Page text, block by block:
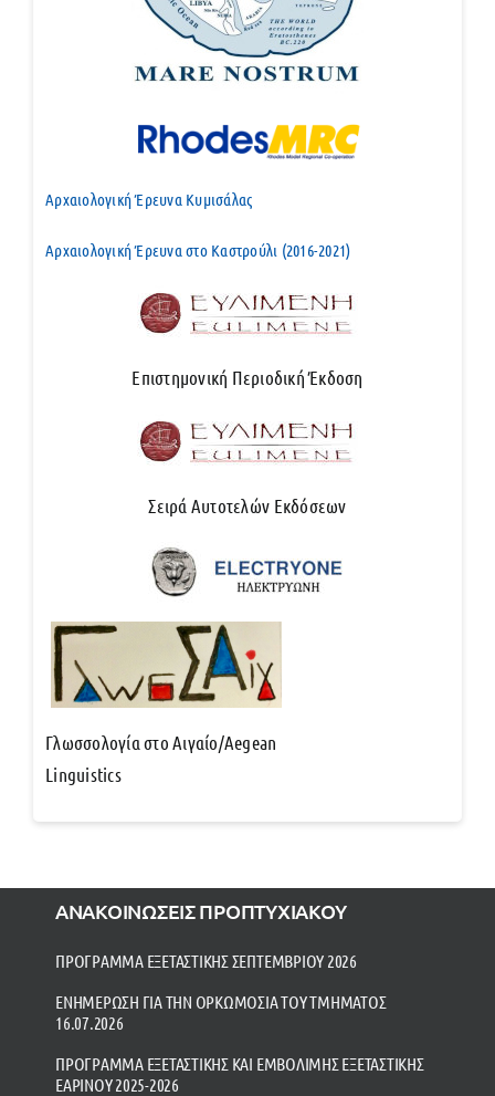
Αρχαιολογική Έρευνα Κυμισάλας
Αρχαιολογική Έρευνα στο Καστρούλι (2016-2021)
Επιστημονική Περιοδική Έκδοση
Σειρά Αυτοτελών Εκδόσεων
Γλωσσολογία στο Αιγαίο/Aegean
Linguistics
ΑΝΑΚΟΙΝΩΣΕΙΣ ΠΡΟΠΤΥΧΙΑΚΟΥ
ΠΡΟΓΡΑΜΜΑ ΕΞΕΤΑΣΤΙΚΗΣ ΣΕΠΤΕΜΒΡΙΟΥ 2026
ΕΝΗΜΕΡΩΣΗ ΓΙΑ ΤΗΝ ΟΡΚΩΜΟΣΙΑ ΤΟΥ ΤΜΗΜΑΤΟΣ
16.07.2026
ΠΡΟΓΡΑΜΜΑ ΕΞΕΤΑΣΤΙΚΗΣ ΚΑΙ ΕΜΒΟΛΙΜΗΣ ΕΞΕΤΑΣΤΙΚΗΣ
ΕΑΡΙΝΟΥ 2025-2026